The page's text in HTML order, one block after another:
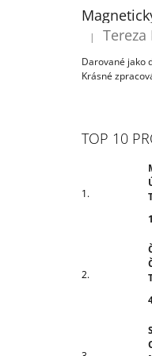
Hodnocení
| Tereza
Darované jako
Krásné
TOP 10
TÁTOVÉ
199 Kč